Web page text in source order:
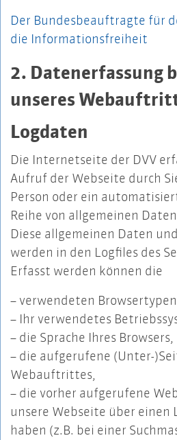
Der Bundesbeauftragte für
die Informationsfreiheit
2. Datenerfassung
unseres
Logdaten
Die Internetseite der DVV
Aufruf der Webseite durch
Person oder ein
Reihe von allgemeinen
Diese allgemeinen Daten
werden in den Logfiles des
Erfasst werden können die
– verwendeten
– Ihr verwendetes
– die Sprache Ihres Browsers,
– die aufgerufene (Unter-
Webauftrittes,
– die vorher aufgerufene
unsere Webseite über einen
haben (z.B. bei einer